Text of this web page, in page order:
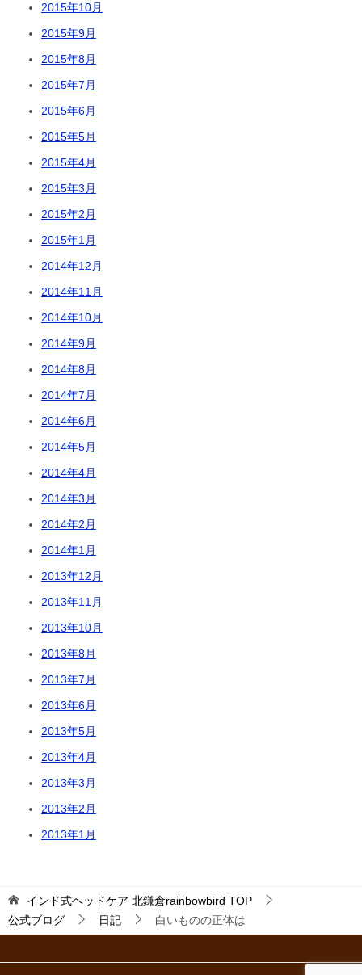
2015年10月
2015年9月
2015年8月
2015年7月
2015年6月
2015年5月
2015年4月
2015年3月
2015年2月
2015年1月
2014年12月
2014年11月
2014年10月
2014年9月
2014年8月
2014年7月
2014年6月
2014年5月
2014年4月
2014年3月
2014年2月
2014年1月
2013年12月
2013年11月
2013年10月
2013年8月
2013年7月
2013年6月
2013年5月
2013年4月
2013年3月
2013年2月
2013年1月
インド式ヘッドケア 北鎌倉rainbowbird TOP
公式ブログ
日記 白いものの正体は